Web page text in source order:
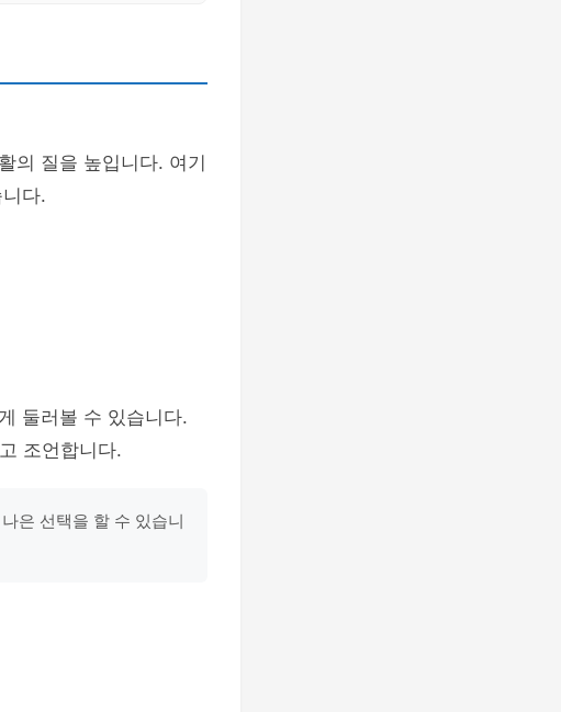
의 질을 높입니다. 여기
다.
둘러볼 수 있습니다.
조언합니다.
은 선택을 할 수 있습니